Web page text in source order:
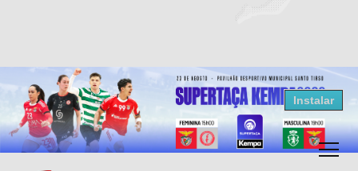
Resultados Andebol
Federação de Andebol de Portugal
Grátis - Disponivel na Play Store
Instalar